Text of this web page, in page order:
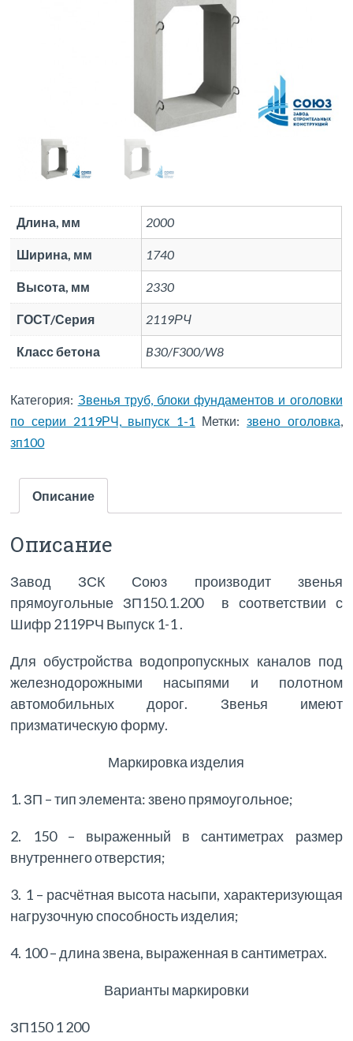
Длина, мм 2000
Ширина, мм 1740
Высота, мм 2330
ГОСТ/Серия 2119РЧ
Класс бетона B30/F300/W8
Категория: Звенья труб, блоки фундаментов и оголовки
по серии 2119РЧ, выпуск 1-1 Метки: звено оголовка,
зп100
Описание
Описание
Завод ЗСК Союз производит звенья
прямоугольные ЗП150.1.200 в соответствии с
Шифр 2119РЧ Выпуск 1-1 .
Для обустройства водопропускных каналов под
железнодорожными насыпями и полотном
автомобильных дорог. Звенья имеют
призматическую форму.
Маркировка изделия
1. ЗП – тип элемента: звено прямоугольное;
2. 150 – выраженный в сантиметрах размер
внутреннего отверстия;
3. 1 – расчётная высота насыпи, характеризующая
нагрузочную способность изделия;
4. 100 – длина звена, выраженная в сантиметрах.
Варианты маркировки
ЗП150 1 200